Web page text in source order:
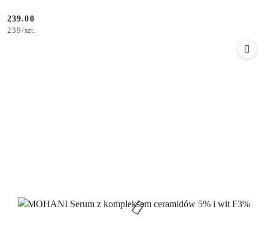
Cena:
239.00
239/szt.